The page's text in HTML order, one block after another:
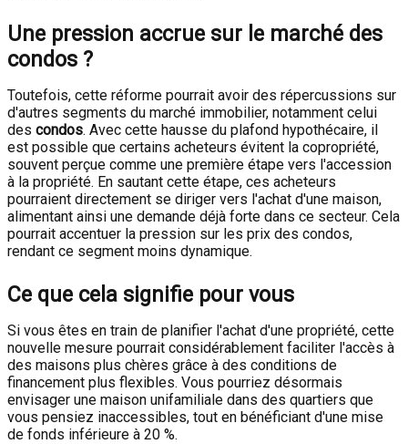
Une pression accrue sur le marché des
condos ?
Toutefois, cette réforme pourrait avoir des répercussions sur
d'autres segments du marché immobilier, notamment celui
des condos. Avec cette hausse du plafond hypothécaire, il
est possible que certains acheteurs évitent la copropriété,
souvent perçue comme une première étape vers l'accession
à la propriété. En sautant cette étape, ces acheteurs
pourraient directement se diriger vers l'achat d'une maison,
alimentant ainsi une demande déjà forte dans ce secteur. Cela
pourrait accentuer la pression sur les prix des condos,
rendant ce segment moins dynamique.
Ce que cela signifie pour vous
Si vous êtes en train de planifier l'achat d'une propriété, cette
nouvelle mesure pourrait considérablement faciliter l'accès à
des maisons plus chères grâce à des conditions de
financement plus flexibles. Vous pourriez désormais
envisager une maison unifamiliale dans des quartiers que
vous pensiez inaccessibles, tout en bénéficiant d'une mise
de fonds inférieure à 20 %.